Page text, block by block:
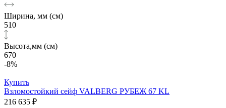
Ширина, мм (см)
510
Высота,мм (см)
670
-8%
Купить
Взломостойкий сейф VALBERG РУБЕЖ 67 KL
216 635 ₽